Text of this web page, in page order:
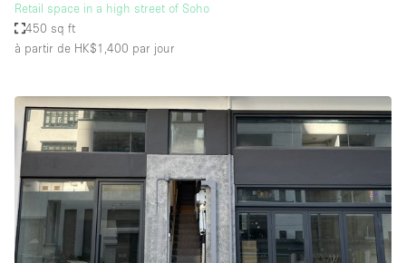
Retail space in a high street of Soho
450 sq ft
à partir de HK$1,400 par jour